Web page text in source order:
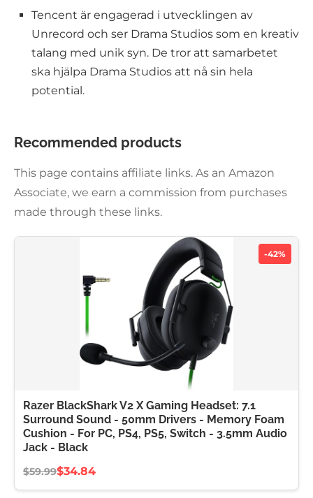
Tencent är engagerad i utvecklingen av
Unrecord och ser Drama Studios som en kreativ
talang med unik syn. De tror att samarbetet
ska hjälpa Drama Studios att nå sin hela
potential.
Recommended products
This page contains affiliate links. As an Amazon
Associate, we earn a commission from purchases
made through these links.
-42%
Razer BlackShark V2 X Gaming Headset: 7.1
Surround Sound - 50mm Drivers - Memory Foam
Cushion - For PC, PS4, PS5, Switch - 3.5mm Audio
Jack - Black
$59.99$34.84